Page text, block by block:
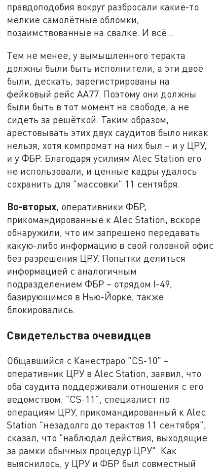
правдоподобия вокруг разбросали какие-то
мелкие самолётные обломки,
позаимствованные на свалке. И всё…
Тем не менее, у вымышленного теракта
должны были быть исполнители, а эти двое
были, дескать, зарегистрированы на
фейковый рейс АА77. Поэтому они должны
были быть в тот момент на свободе, а не
сидеть за решёткой. Таким образом,
арестовывать этих двух саудитов было никак
нельзя, хотя компромат на них был – и у ЦРУ,
и у ФБР. Благодаря усилиям Alec Station его
не использовали, и ценные кадры удалось
сохранить для "массовки" 11 сентября.
Во-вторых, оперативники ФБР,
прикомандированные к Alec Station, вскоре
обнаружили, что им запрещено передавать
какую-либо информацию в свой головной офис
без разрешения ЦРУ. Попытки делиться
информацией с аналогичным
подразделением ФБР – отрядом I-49,
базирующимся в Нью-Йорке, также
блокировались.
Свидетельства очевидцев
Общавшийся с Канестраро "CS-10" –
оперативник ЦРУ в Alec Station, заявил, что
оба саудита поддерживали отношения с его
ведомством. "CS-11", специалист по
операциям ЦРУ, прикомандированный к Alec
Station "незадолго до терактов 11 сентября",
сказал, что "наблюдал действия, выходящие
за рамки обычных процедур ЦРУ". Как
выяснилось, у ЦРУ и ФБР был совместный